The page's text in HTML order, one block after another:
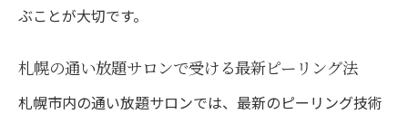
ぶことが大切です。
札幌の通い放題サロンで受ける最新ピーリング法
札幌市内の通い放題サロンでは、最新のピーリング技術